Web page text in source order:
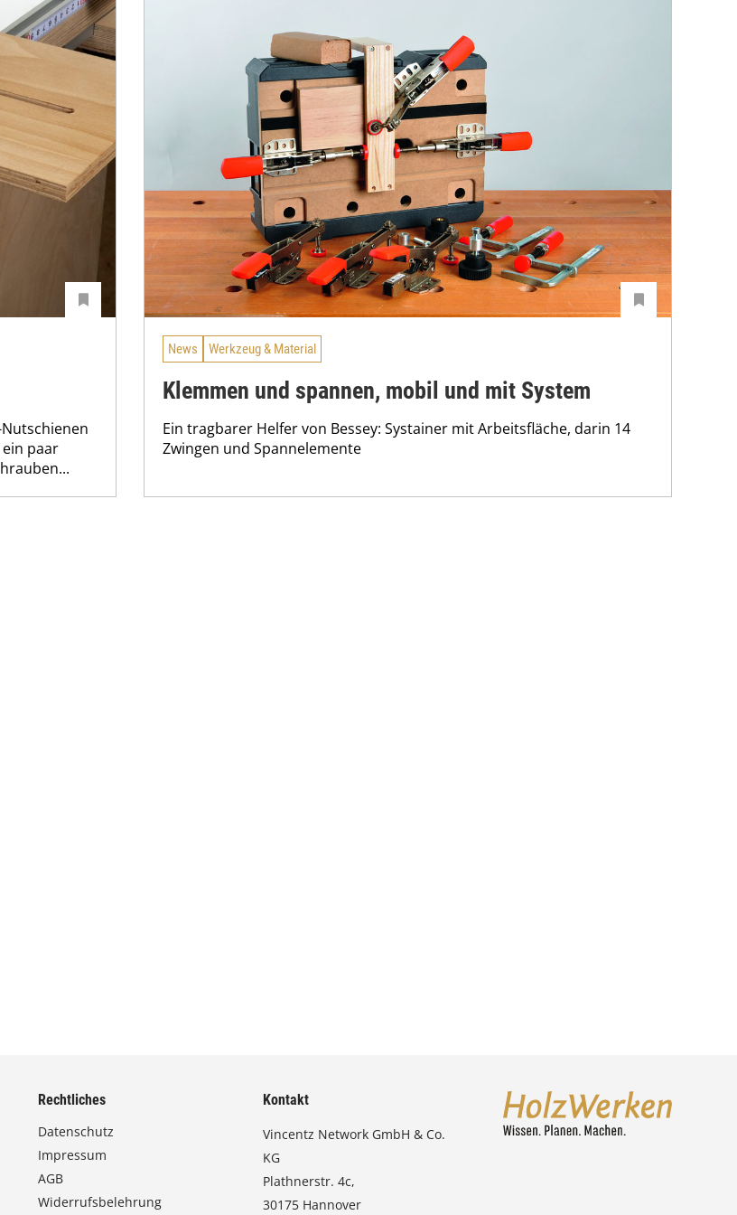
paar
News Werkzeug & Material
Klemmen und spannen, mobil und mit System
Ein tragbarer Helfer von Bessey: Systainer mit Arbeitsfläche, darin 14
Zwingen und Spannelemente
Rechtliches
Datenschutz
Impressum
AGB
Widerrufsbelehrung
Kontakt
Vincentz Network GmbH & Co.
KG
Plathnerstr. 4c,
30175 Hannover